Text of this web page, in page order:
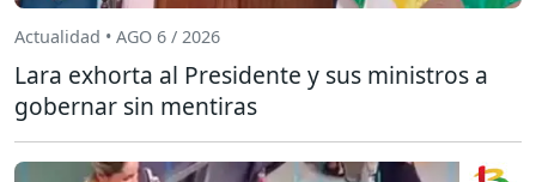
Actualidad • AGO 6 / 2026
Lara exhorta al Presidente y sus ministros a
gobernar sin mentiras